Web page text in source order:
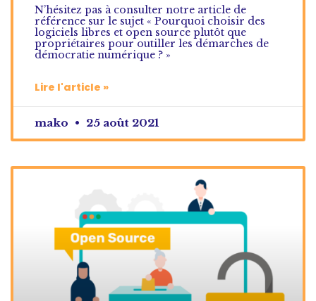
N’hésitez pas à consulter notre article de
référence sur le sujet « Pourquoi choisir des
logiciels libres et open source plutôt que
propriétaires pour outiller les démarches de
démocratie numérique ? »
Lire l'article »
mako 25 août 2021